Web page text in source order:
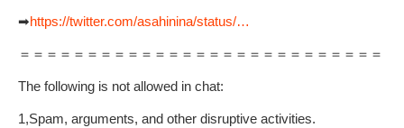
➡https://twitter.com/asahinina/status/…
＝＝＝＝＝＝＝＝＝＝＝＝＝＝＝＝＝＝＝＝＝＝＝＝＝＝＝
The following is not allowed in chat:
1,Spam, arguments, and other disruptive activities.